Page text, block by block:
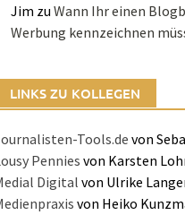
Jim zu Wann Ihr einen
Werbung kennzeichnen
LINKS ZU KOLLEGEN
Tools.devon
Pennies von Karsten
Digital von Ulrike
von Heiko